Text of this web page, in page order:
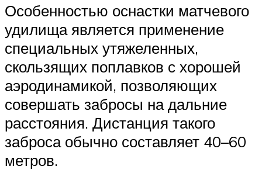
Особенностью оснастки матчевого
удилища является применение
специальных утяжеленных,
скользящих поплавков с хорошей
аэродинамикой, позволяющих
совершать забросы на дальние
расстояния. Дистанция такого
заброса обычно составляет 40–60
метров.